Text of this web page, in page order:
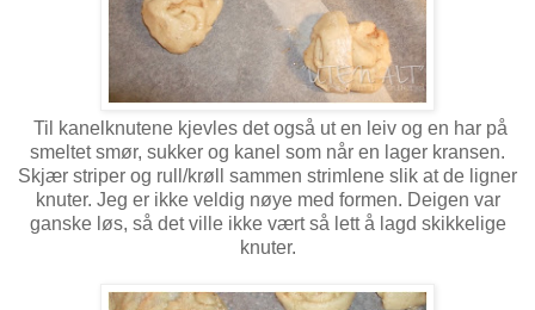
Til kanelknutene kjevles det også ut en leiv og en har på
smeltet smør, sukker og kanel som når en lager kransen.
Skjær striper og rull/krøll sammen strimlene slik at de ligner
knuter. Jeg er ikke veldig nøye med formen. Deigen var
ganske løs, så det ville ikke vært så lett å lagd skikkelige
knuter.